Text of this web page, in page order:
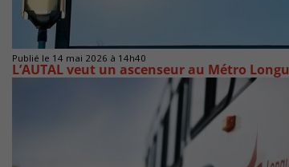
Publié le 14 mai 2026 à 14h40
L’AUTAL veut un ascenseur au Métro